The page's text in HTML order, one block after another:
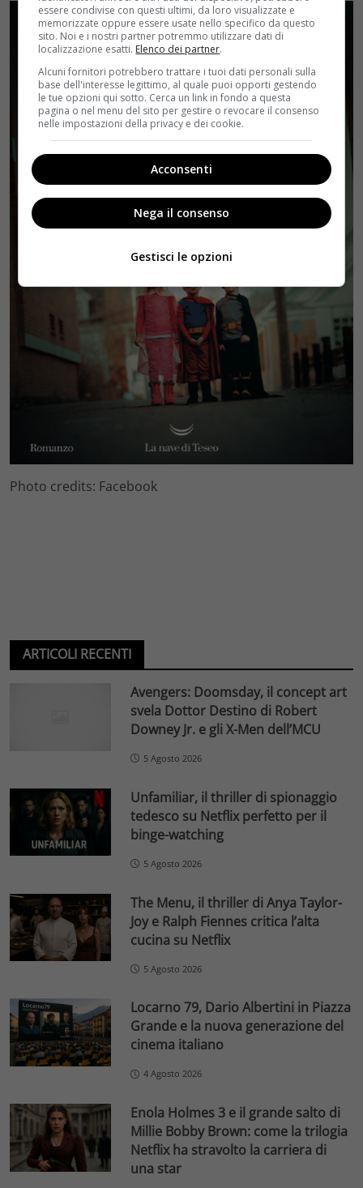
Photo credits: Facebook
ARTICOLI RECENTI
Avengers: Doomsday, il concept art
svela Dottor Destino di Robert
Downey Jr. e gli X-Men dell’MCU
5 Agosto 2026
Unfamiliar, il thriller di spionaggio
tedesco su Netflix perfetto per il
binge-watching
5 Agosto 2026
The Menu, il thriller di Anya Taylor-
Joy e Ralph Fiennes critica l’alta
cucina su Netflix
5 Agosto 2026
Locarno 79, Dario Albertini in Piazza
Grande e la nuova generazione del
cinema italiano
4 Agosto 2026
Enola Holmes 3 e il grande salto di
Millie Bobby Brown: come la trilogia
Netflix ha stravolto la carriera di
una star
essere condivise con questi ultimi, da loro visualizzate e
memorizzate oppure essere usate nello specifico da questo
sito. Noi e i nostri partner potremmo utilizzare dati di
localizzazione esatti. Elenco dei partner.
Alcuni fornitori potrebbero trattare i tuoi dati personali sulla
base dell'interesse legittimo, al quale puoi opporti gestendo
le tue opzioni qui sotto. Cerca un link in fondo a questa
pagina o nel menu del sito per gestire o revocare il consenso
nelle impostazioni della privacy e dei cookie.
Acconsenti
Nega il consenso
Gestisci le opzioni